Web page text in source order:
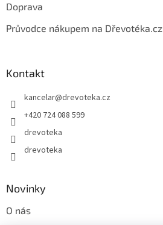
Doprava
Průvodce nákupem na Dřevotéka.cz
Kontakt
kancelar@drevoteka.cz
+420 724 088 599
drevoteka
drevoteka
Novinky
O nás